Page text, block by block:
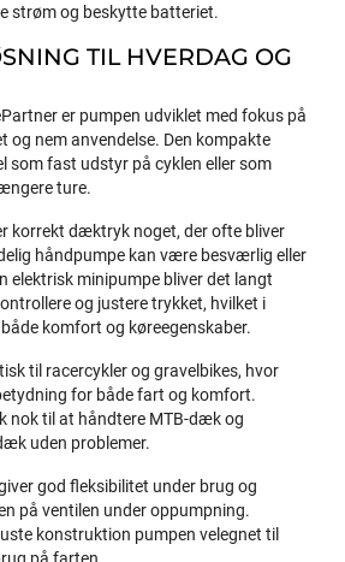
strøm og beskytte batteriet.
TIL HVERDAG OG
er pumpen udviklet med fokus på
og nem anvendelse. Den kompakte
som fast udstyr på cyklen eller som
ture.
korrekt dæktryk noget, der ofte bliver
håndpumpe kan være besværlig eller
elektrisk minipumpe bliver det langt
og justere trykket, hvilket i
komfort og køreegenskaber.
til racercykler og gravelbikes, hvor
for både fart og komfort.
nok til at håndtere MTB-dæk og
uden problemer.
god fleksibilitet under brug og
på ventilen under oppumpning.
konstruktion pumpen velegnet til